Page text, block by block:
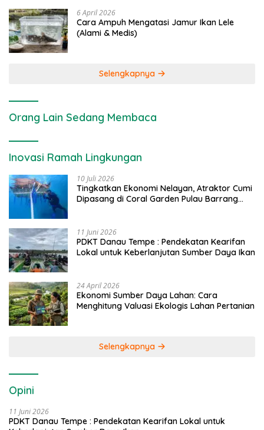
6 April 2026
Cara Ampuh Mengatasi Jamur Ikan Lele
(Alami & Medis)
Selengkapnya
Orang Lain Sedang Membaca
Inovasi Ramah Lingkungan
10 Juli 2026
Tingkatkan Ekonomi Nelayan, Atraktor Cumi
Dipasang di Coral Garden Pulau Barrang
11 Juni 2026
PDKT Danau Tempe : Pendekatan Kearifan
Lokal untuk Keberlanjutan Sumber Daya Ikan
24 April 2026
Ekonomi Sumber Daya Lahan: Cara
Menghitung Valuasi Ekologis Lahan Pertanian
Selengkapnya
Opini
11 Juni 2026
PDKT Danau Tempe : Pendekatan Kearifan Lokal untuk